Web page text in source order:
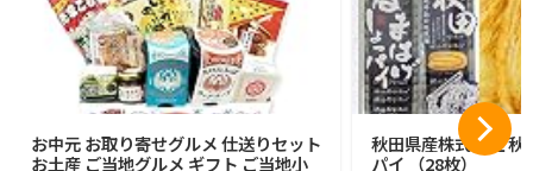
お中元 お取り寄せグルメ 仕送りセット
お土産 ご当地グルメ ギフト ご当地小
秋田県産株式会社 秋
パイ （28枚）